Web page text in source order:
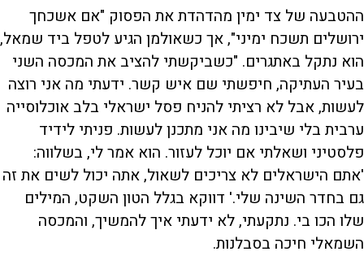
ההטבעה של צד ימין מהדהדת את הפסוק "אם אשכחך
ירושלים תשכח ימיני", אך כשאולמן הגיע לטפל ביד שמאל,
הוא נתקל באתגרים. "כשביקשתי להציב את המכסה השני
בעיר העתיקה, חיפשתי שם איש קשר. ידעתי מה אני רוצה
לעשות, אבל לא רציתי להניח פסל ישראלי בלב אוכלוסייה
ערבית בלי שיבינו מה אני מתכנן לעשות. פניתי לידיד
פלסטיני ושאלתי אם יוכל לעזור. הוא אמר לי, בשלווה:
'אתם הישראלים לא צריכים לשאול, אתה יכול לשים את זה
גם בחדר השינה שלי.' דווקא בגלל הטון השקט, המילים
שלו הכו בי. נתקעתי, לא ידעתי איך להמשיך, והמכסה
השמאלי חיכה בסבלנות.